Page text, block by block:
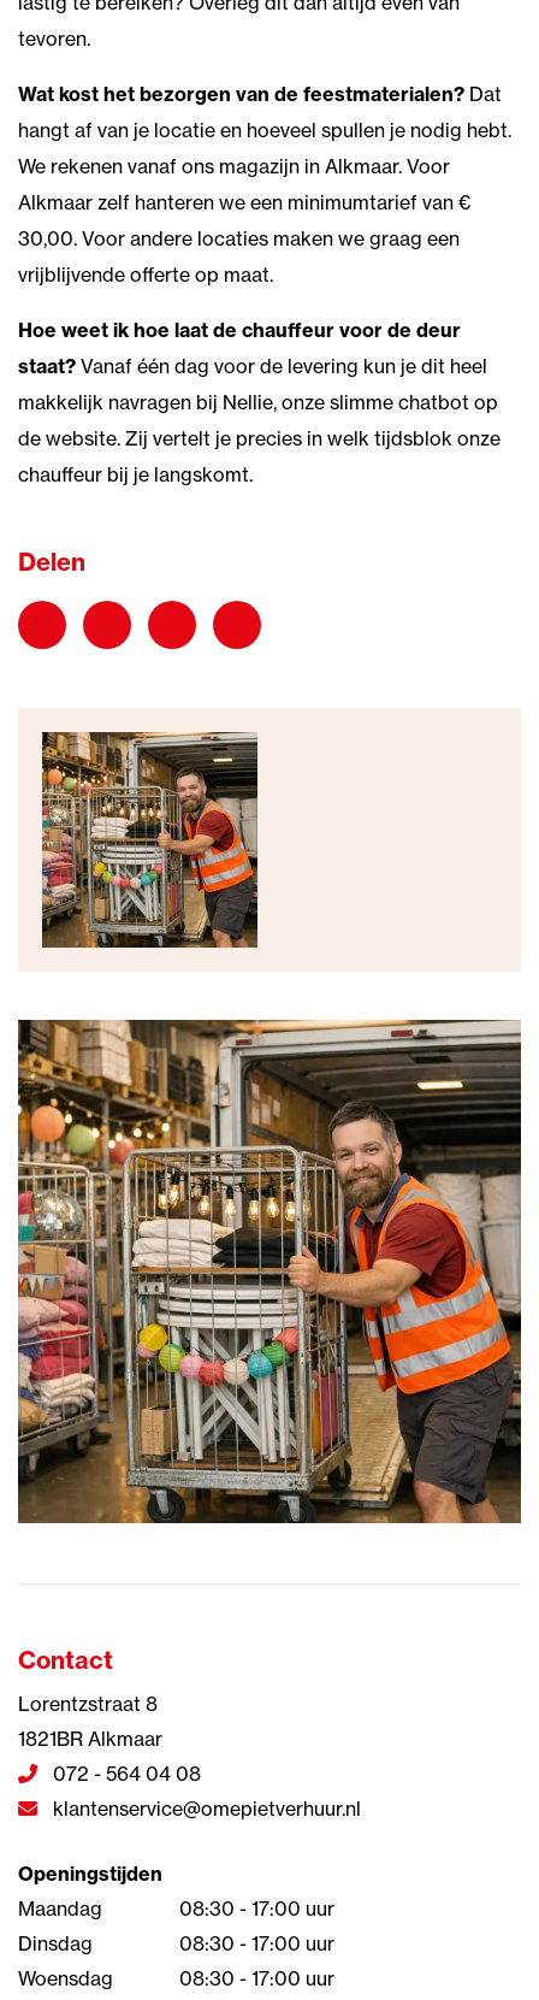
tevoren.
Wat kost het bezorgen van de feestmaterialen? Dat
hangt af van je locatie en hoeveel spullen je nodig hebt.
We rekenen vanaf ons magazijn in Alkmaar. Voor
Alkmaar zelf hanteren we een minimumtarief van €
30,00. Voor andere locaties maken we graag een
vrijblijvende offerte op maat.
Hoe weet ik hoe laat de chauffeur voor de deur
staat? Vanaf één dag voor de levering kun je dit heel
makkelijk navragen bij Nellie, onze slimme chatbot op
de website. Zij vertelt je precies in welk tijdsblok onze
chauffeur bij je langskomt.
Delen
Contact
Lorentzstraat 8
1821BR Alkmaar
072 - 564 04 08
klantenservice@omepietverhuur.nl
Openingstijden
Maandag
08:30 - 17:00 uur
Dinsdag
08:30 - 17:00 uur
Woensdag
08:30 - 17:00 uur